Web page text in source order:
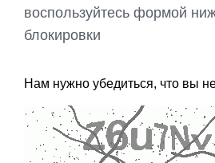
воспользуйтесь формой
блокировки
Нам нужно убедиться, что вы